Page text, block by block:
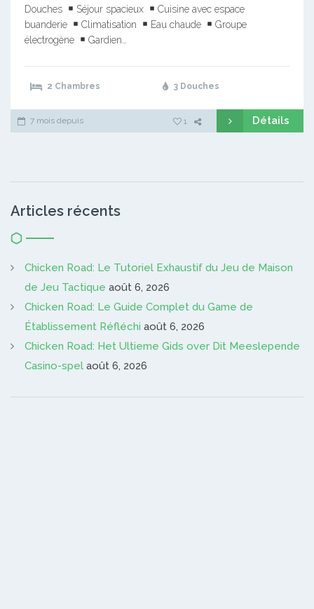
Douches
Séjour spacieux
Cuisine avec espace
buanderie
Climatisation Eau chaude
Groupe
électrogène
Gardien…
2 Chambres 3 Douches
7 mois depuis 1 Détails
Articles récents
Chicken Road: Le Tutoriel Exhaustif du Jeu de Maison
de Jeu Tactique août 6, 2026
Chicken Road: Le Guide Complet du Game de
Établissement Réfléchi août 6, 2026
Chicken Road: Het Ultieme Gids over Dit Meeslepende
Casino-spel août 6, 2026